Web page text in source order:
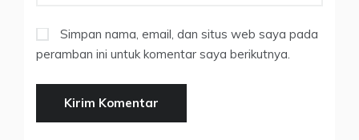
Simpan nama, email, dan situs web saya pada
peramban ini untuk komentar saya berikutnya.